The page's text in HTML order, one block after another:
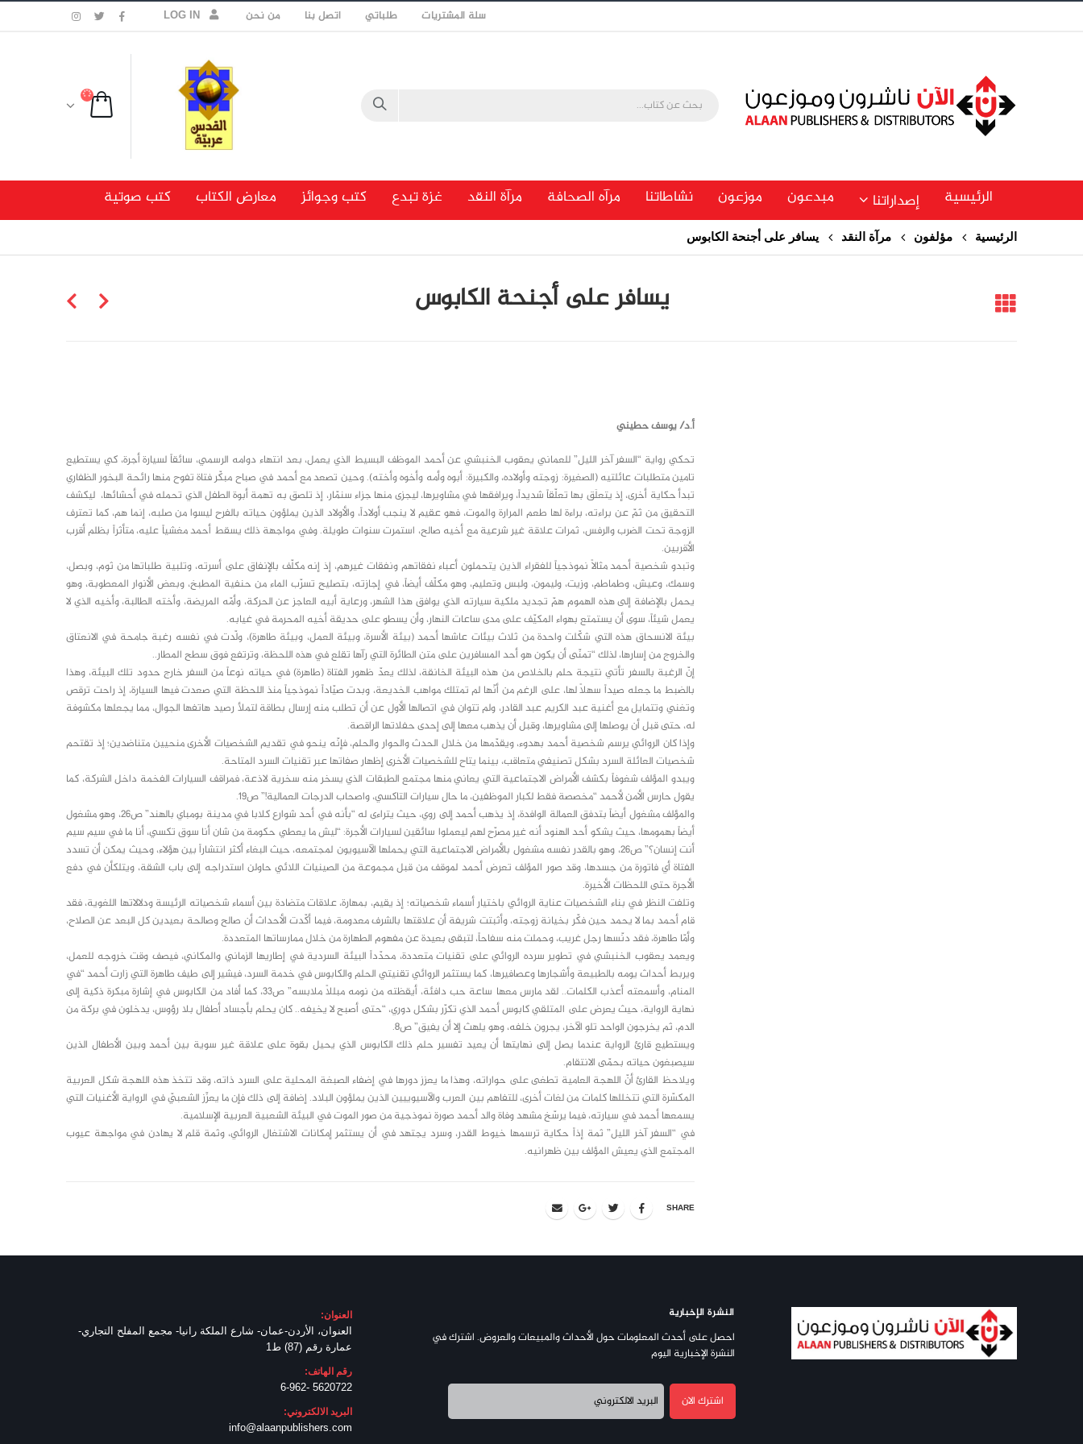
سلة المشتريات طلباتي اتصل بنا من نحن LOG IN
الرئيسية إصداراتنا مبدعون موزعون نشاطاتنا مرآه الصحافة مرآة النقد غزة تبدع كتب وجوائز معارض الكتاب كتب صوتية
الرئيسية مؤلفون مرآة النقد يسافر على أجنحة الكابوس
يسافر على أجنحة الكابوس
أ.د/ يوسف حطيني
تحكي رواية “السفر آخر الليل” للعماني يعقوب الخنبشي عن أحمد الموظف البسيط الذي يعمل، بعد انتهاء دوامه الرسمي، سائقاً لسيارة أجرة، كي يستطيع
تامين متطلبات عائلتيه (الصغيرة: زوجته وأولاده، والكبيرة: أبوه وأمه وأخوه وأخته). وحين تصعد مع أحمد في صباح مبكّر فتاة تفوح منها رائحة البخور الظفاري
تبدأ حكاية أخرى، إذ يتعلَق بها تعلّقاً شديداً، ويرافقها في مشاويرها، ليجزى منها جزاء سنمّار، إذ تلصق به تهمة أبوة الطفل الذي تحمله في أحشائها، ليكشف
التحقيق من ثمّ عن براءته، براءة لها طعم المرارة والموت، فهو عقيم لا ينجب أولاداً، والأولاد الذين يملؤون حياته بالفرح ليسوا من صلبه، إنما هم، كما تعترف
الزوجة تحت الضرب والرفس، ثمرات علاقة غير شرعية مع أخيه صالح، استمرت سنوات طويلة. وفي مواجهة ذلك يسقط أحمد مغشياً عليه، متأثراً بظلم أقرب
الأقربين.
وتبدو شخصية أحمد مثالاً نموذجياً للفقراء الذين يتحملون أعباء نفقاتهم ونفقات غيرهم، إذ إنه مكلّف بالإنفاق على أسرته، وتلبية طلباتها من ثوم، وبصل،
وسمك، وعيش، وطماطم، وزيت، وليمون، ولبس وتعليم، وهو مكلّف أيضاً، في إجازته، بتصليح تسرّب الماء من حنفية المطبخ، وبعض الأنوار المعطوبة، وهو
يحمل بالإضافة إلى هذه الهموم همّ تجديد ملكية سيارته الذي يوافق هذا الشهر، ورعاية أبيه العاجز عن الحركة، وأمّه المريضة، وأخته الطالبة، وأخيه الذي لا
يعمل شيئاً، سوى أن يستمتع بهواء المكيّف على مدى ساعات النهار، وأن يسطو على حديقة أخيه المحرمة في غيابه.
بيئة الانسحاق هذه التي شكّلت واحدة من ثلاث بيئات عاشها أحمد (بيئة الأسرة، وبيئة العمل، وبيئة طاهرة)، ولّدت في نفسه رغبة جامحة في الانعتاق
والخروج من إسارها، لذلك “تمنّى أن يكون هو أحد المسافرين على متن الطائرة التي رآها تقلع في هذه اللحظة، وترتفع فوق سطح المطار..
إنّ الرغبة بالسفر تأتي نتيجة حلم بالخلاص من هذه البيئة الخانقة، لذلك يعدّ ظهور الفتاة (طاهرة) في حياته نوعاً من السفر خارج حدود تلك البيئة، وهذا
بالضبط ما جعله صيداً سهلاً لها، على الرغم من أنّها لم تمتلك مواهب الخديعة، وبدت صيّاداً نموذجياً منذ اللحظة التي صعدت فيها السيارة، إذ راحت ترقص
وتغني وتتمايل مع أغنية عبد الكريم عبد القادر، ولم تتوان في اتصالها الأول عن أن تطلب منه إرسال بطاقة لتملأ رصيد هاتفها الجوال، مما يجعلها مكشوفة
له، حتى قبل أن يوصلها إلى مشاويرها، وقبل أن يذهب معها إلى إحدى حفلاتها الراقصة.
وإذا كان الروائي يرسم شخصية أحمد بهدوء، ويقدّمها من خلال الحدث والحوار والحلم، فإنّه ينحو في تقديم الشخصيات الأخرى منحيين متناضدين؛ إذ تقتحم
شخصيات العائلة السرد بشكل تصنيفي متعاقب، بينما يتاح للشخصيات الأخرى إظهار صفاتها عبر تقنيات السرد المتاحة.
ويبدو المؤلف شغوفاً بكشف الأمراض الاجتماعية التي يعاني منها مجتمع الطبقات الذي يسخر منه سخرية لاذعة، فمراقف السيارات الفخمة داخل الشركة، كما
يقول حارس الأمن لأحمد “مخصصة فقط لكبار الموظفين، ما حال سيارات التاكسي، واصحاب الدرجات العمالية!” ص19.
والمؤلف مشغول أيضاً بتدفق العمالة الوافدة، إذ يذهب أحمد إلى روي، حيث يتراءى له “بأنه في أحد شوارع كلابا في مدينة بومباي بالهند” ص26، وهو مشغول
أيضاً بهمومها، حيث يشكو أحد الهنود أنه غير مصرّح لهم ليعملوا سائقين لسيارات الأجرة: “ليش ما يعطي حكومة من شان أنا سوق تكسي، أنا ما في سيم سيم
أنت إنسان؟” ص26، وهو بالقدر نفسه مشغول بالأمراض الاجتماعية التي يحملها الآسيويون لمجتمعه، حيث البغاء أكثر انتشاراً بين هؤلاء، وحيث يمكن أن تسدد
الفتاة أي فاتورة من جسدها، وقد صور المؤلف تعرض أحمد لموقف من قبل مجموعة من الصينيات اللائي حاولن استدراجه إلى باب الشقة، ويتلكأن في دفع
الأجرة حتى اللحظات الأخيرة.
وتلفت النظر في بناء الشخصيات عناية الروائي باختيار أسماء شخصياته؛ إذ يقيم، بمهارة، علاقات متضادة بين أسماء شخصياته الرئيسة ودلالاتها اللغوية، فقد
قام أحمد بما لا يحمد حين فكّر بخيانة زوجته، وأثبتت شريفة أن علاقتها بالشرف معدومة، فيما أكّدت الأحداث أن صالح وصالحة بعيدين كل البعد عن الصلاح،
وأمّا طاهرة، فقد دنّسها رجل غريب، وحملت منه سفاحاً، لتبقى بعيدة عن مفهوم الطهارة من خلال ممارساتها المتعددة.
ويعمد يعقوب الخنبشي في تطوير سرده الروائي على تقنيات متعددة، محدّداً البيئة السردية في إطاريها الزماني والمكاني، فيصف وقت خروجه للعمل،
ويربط أحداث يومه بالطبيعة وأشجارها وعصافيرها، كما يستثمر الروائي تقنيتي الحلم والكابوس في خدمة السرد، فيشير إلى طيف طاهرة التي زارت أحمد “في
المنام، وأسمعته أعذب الكلمات.. لقد مارس معها ساعة حب دافئة، أيقظته من نومه مبللاً ملابسه” ص33، كما أفاد من الكابوس في إشارة مبكرة ذكية إلى
نهاية الرواية، حيث يعرض على المتلقي كابوس أحمد الذي تكرّر بشكل دوري، “حتى أصبح لا يخيفه.. كان يحلم بأجساد أطفال بلا رؤوس، يدخلون في بركة من
الدم، ثم يخرجون الواحد تلو الآخر، يجرون خلفه، وهو يلهث إلا أن يفيق” ص8.
ويستطيع قارئ الرواية عندما يصل إلى نهايتها أن يعيد تفسير حلم ذلك الكابوس الذي يحيل بقوة على علاقة غير سوية بين أحمد وبين الأطفال الذين
سيصبغون حياته بحمّى الانتقام.
ويلاحظ القارئ أنّ اللهجة العامية تطغى على حواراته، وهذا ما يعزز دورها في إضفاء الصبغة المحلية على السرد ذاته، وقد تتخذ هذه اللهجة شكل العربية
المكسّرة التي تتخللها كلمات من لغات أخرى، للتفاهم بين العرب والآسيوييين الذين يملؤون البلاد. إضافة إلى ذلك فإن ما يعزّز الشعبيّ في الرواية الأغنيات التي
يسمعها أحمد في سيارته، فيما يرسّخ مشهد وفاة والد أحمد صورة نموذجية من صور الموت في البيئة الشعبية العربية الإسلامية.
في “السفر آخر الليل” ثمة إذاً حكاية ترسمها خيوط القدر، وسرد يجتهد في أن يستثمر إمكانات الاشتغال الروائي، وثمة قلم لا يهادن في مواجهة عيوب
المجتمع الذي يعيش المؤلف بين ظهرانيه.
SHARE
النشرة الإخبارية
احصل على أحدث المعلومات حول الأحداث والمبيعات والعروض. اشترك في
النشرة الإخبارية اليوم
العنوان:
العنوان، الأردن-عمان- شارع الملكة رانيا- مجمع المفلح التجاري-
عمارة رقم (87) ط1
رقم الهاتف:
5620722 -6-962
البريد الالكتروني:
info@alaanpublishers.com